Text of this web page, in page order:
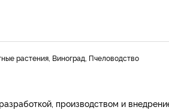
растения, Виноград, Пчеловодство
производством и